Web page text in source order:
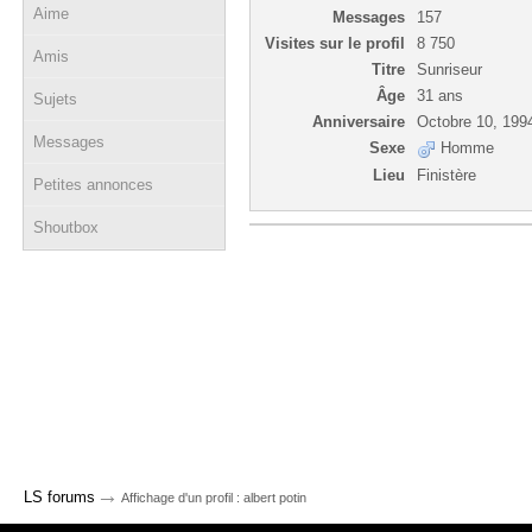
Aime
Amis
Sujets
Messages
Petites annonces
Shoutbox
Messages
157
Visites sur le profil
8 750
Titre
Sunriseur
Âge
31 ans
Anniversaire
Octobre 10,
Sexe
Homme
Lieu
Finistère
LS forums → Affichage d'un profil : albert potin